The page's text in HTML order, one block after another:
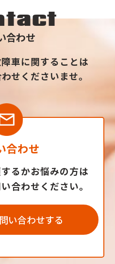
合わせ
車に関することは
せくださいませ。
合わせ
るかお悩みの方は
合わせください。
い合わせする